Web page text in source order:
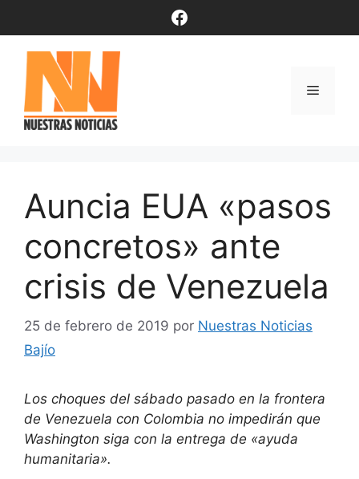
contenido
Facebook
Menú
Auncia EUA «pasos
concretos» ante
crisis de Venezuela
25 de febrero de 2019 por Nuestras Noticias
Bajío
Los choques del sábado pasado en la frontera
de Venezuela con Colombia no impedirán que
Washington siga con la entrega de «ayuda
humanitaria».